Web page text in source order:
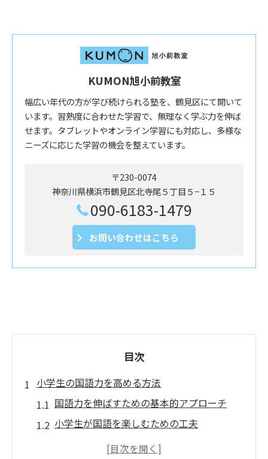
KUMON旭小前教室
幅広い年代の方が学び続けられる塾を、鶴見区にて開いて
います。習熟度に合わせた学習で、無理なく学ぶ力を伸ば
せます。タブレットやオンライン学習にも対応し、多様な
ニーズに応じた学習の機会を整えています。
〒230-0074
神奈川県横浜市鶴見区北寺尾５丁目５−１５
090-6183-1479
お問い合わせはこちら
目次
小学生の国語力を高める方法
国語力を伸ばすための基本的アプローチ
小学生が国語を楽しむための工夫
読解力向上に欠かせない日常の練習